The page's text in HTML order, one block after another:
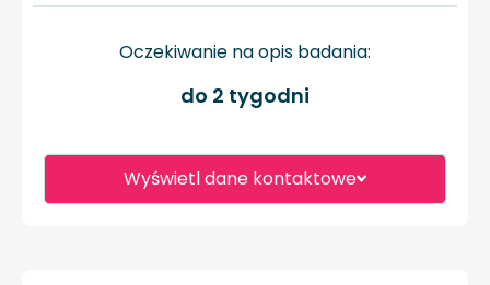
Wyświetl dane kontaktowe
Oczekiwanie na opis badania:
do 2 tygodni